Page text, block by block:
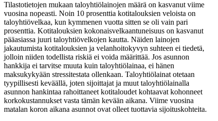
Tilastotietojen mukaan taloyhtiölainojen määrä on kasvanut viime
vuosina nopeasti. Noin 10 prosenttia kotitalouksien veloista on
taloyhtiövelkaa, kun kymmenen vuotta sitten se oli vain pari
prosenttia. Kotitalouksien kokonaisvelkaantuneisuus on kasvanut
pääasiassa juuri taloyhtiövelkojen kautta. Näiden lainojen
jakautumista kotitalouksien ja velanhoitokyvyn suhteen ei tiedetä,
jolloin niiden todellista riskiä ei voida määrittää. Jos asunnon
hankkija ei tarvitse muuta kuin taloyhtiölainaa, ei hänen
maksukykyään stressitestata ollenkaan. Taloyhtiölainat otetaan
tyypillisesti keväällä, joten sijoittajat ja muut taloyhtiölainalla
asunnon hankintaa rahoittaneet kotitaloudet kohtaavat kohonneet
korkokustannukset vasta tämän kevään aikana. Viime vuosina
matalan koron aikana asunnot ovat olleet tuottavia sijoituskohteita.